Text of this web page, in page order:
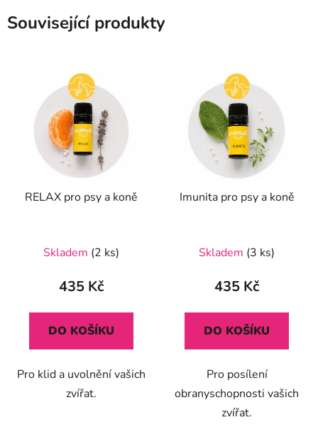
Související produkty
RELAX pro psy a koně
Skladem (2 ks)
435 Kč
DO KOŠÍKU
Pro klid a uvolnění vašich
zvířat.
Imunita pro psy a koně
Skladem (3 ks)
435 Kč
DO KOŠÍKU
Pro posílení
obranyschopnosti vašich
zvířat.